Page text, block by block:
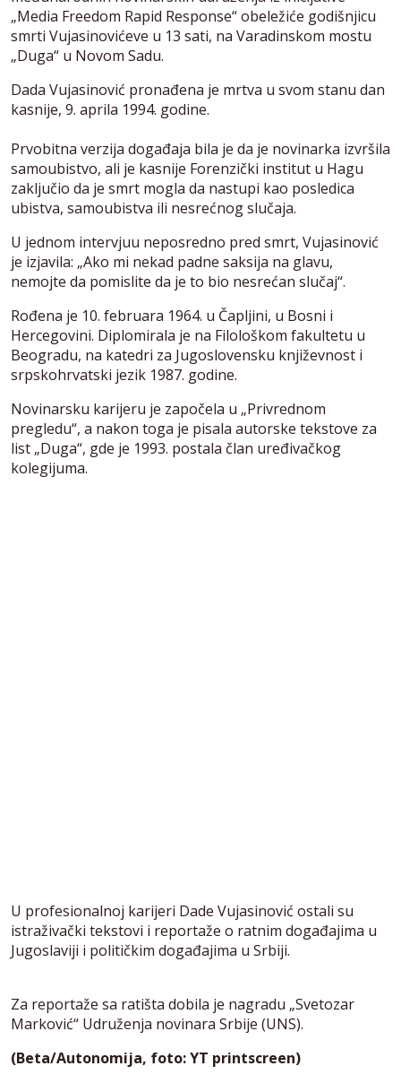
„Media Freedom Rapid Response“ obeležiće godišnjicu
smrti Vujasinovićeve u 13 sati, na Varadinskom mostu
„Duga“ u Novom Sadu.
Dada Vujasinović pronađena je mrtva u svom stanu dan
kasnije, 9. aprila 1994. godine.
Prvobitna verzija događaja bila je da je novinarka izvršila
samoubistvo, ali je kasnije Forenzički institut u Hagu
zaključio da je smrt mogla da nastupi kao posledica
ubistva, samoubistva ili nesrećnog slučaja.
U jednom intervjuu neposredno pred smrt, Vujasinović
je izjavila: „Ako mi nekad padne saksija na glavu,
nemojte da pomislite da je to bio nesrećan slučaj“.
Rođena je 10. februara 1964. u Čapljini, u Bosni i
Hercegovini. Diplomirala je na Filološkom fakultetu u
Beogradu, na katedri za Jugoslovensku književnost i
srpskohrvatski jezik 1987. godine.
Novinarsku karijeru je započela u „Privrednom
pregledu“, a nakon toga je pisala autorske tekstove za
list „Duga“, gde je 1993. postala član uređivačkog
kolegijuma.
U profesionalnoj karijeri Dade Vujasinović ostali su
istraživački tekstovi i reportaže o ratnim događajima u
Jugoslaviji i političkim događajima u Srbiji.
Za reportaže sa ratišta dobila je nagradu „Svetozar
Marković“ Udruženja novinara Srbije (UNS).
(Beta/Autonomija, foto: YT printscreen)